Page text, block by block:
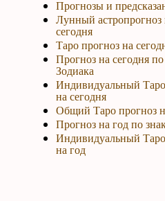
Прогнозы и
Лунный астропрогноз
сегодня
Таро прогноз на
Прогноз на сегодня
Зодиака
Индивидуальный
на сегодня
Общий Таро прогноз
Прогноз на год по
Индивидуальный
на год